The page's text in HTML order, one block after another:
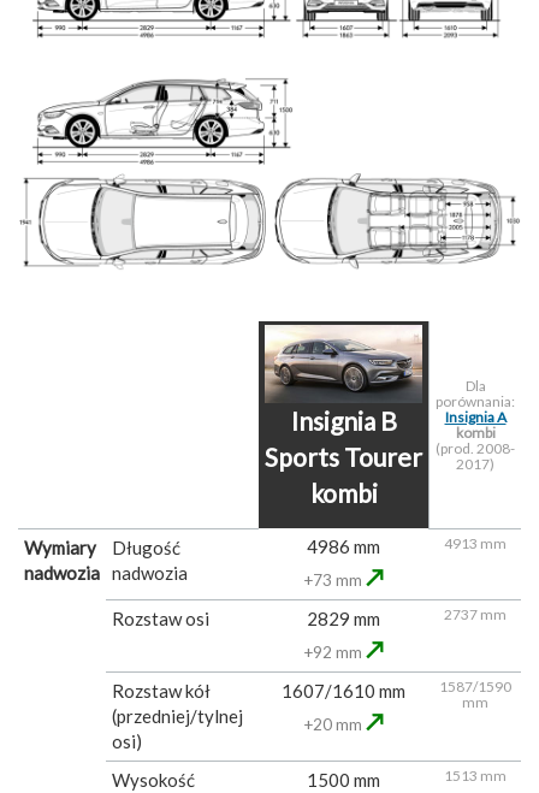
Insignia B
Sports Tourer
kombi
Dla
porównania:
Insignia A
kombi
(prod. 2008-
2017)
Wymiary
nadwozia
Długość
nadwozia
4986 mm
+73 mm ↗
4913 mm
Rozstaw osi 2829 mm
+92 mm ↗
2737 mm
Rozstaw kół
(przedniej/tylnej
osi)
1607/1610 mm
+20 mm ↗
1587/1590
mm
Wysokość 1500 mm 1513 mm